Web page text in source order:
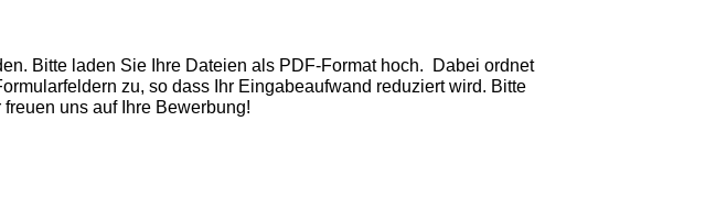
Bitte laden Sie Ihre Dateien als PDF-Format hoch. Dabei ordnet
zu, so dass Ihr Eingabeaufwand reduziert wird. Bitte
uns auf Ihre Bewerbung!